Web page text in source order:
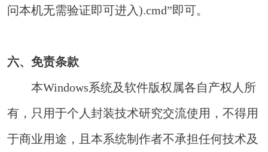
问本机无需验证即可进入).cmd”即可。
六、免责条款
本Windows系统及软件版权属各自产权人所
有，只用于个人封装技术研究交流使用，不得用
于商业用途，且本系统制作者不承担任何技术及